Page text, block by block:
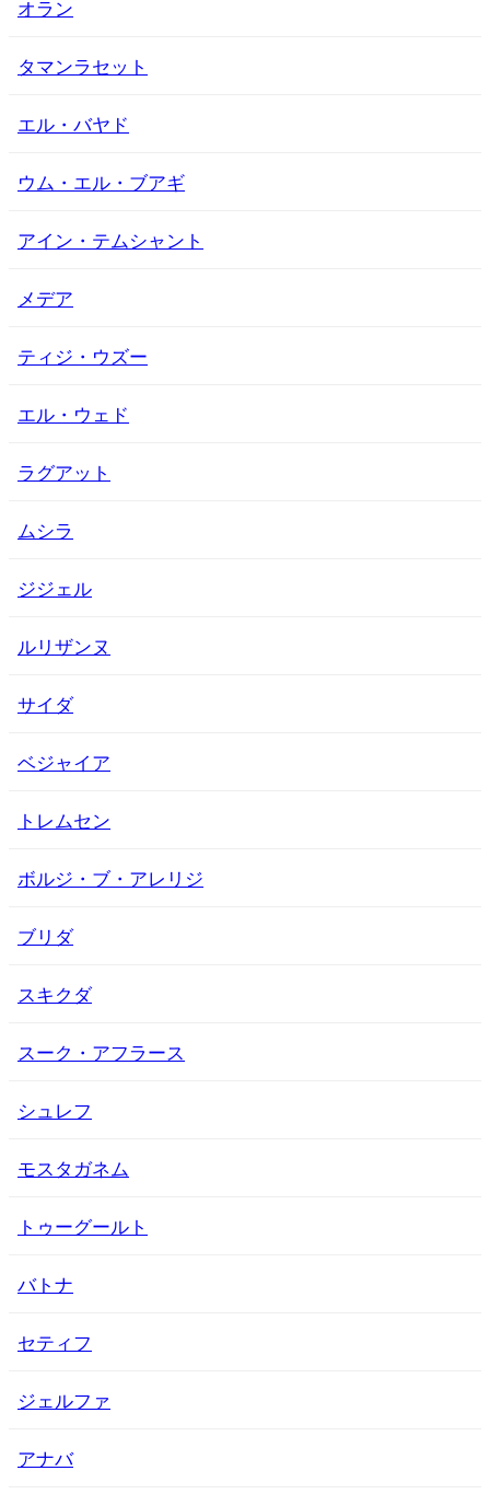
オラン
タマンラセット
エル・バヤド
ウム・エル・ブアギ
アイン・テムシャント
メデア
ティジ・ウズー
エル・ウェド
ラグアット
ムシラ
ジジェル
ルリザンヌ
サイダ
ベジャイア
トレムセン
ボルジ・ブ・アレリジ
ブリダ
スキクダ
スーク・アフラース
シュレフ
モスタガネム
トゥーグールト
バトナ
セティフ
ジェルファ
アナバ